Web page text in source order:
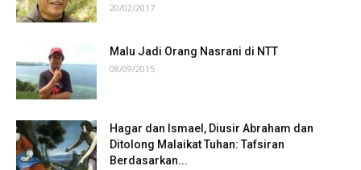
20/02/2017
Malu Jadi Orang Nasrani di NTT
08/09/2015
Hagar dan Ismael, Diusir Abraham dan
Ditolong Malaikat Tuhan: Tafsiran
Berdasarkan...